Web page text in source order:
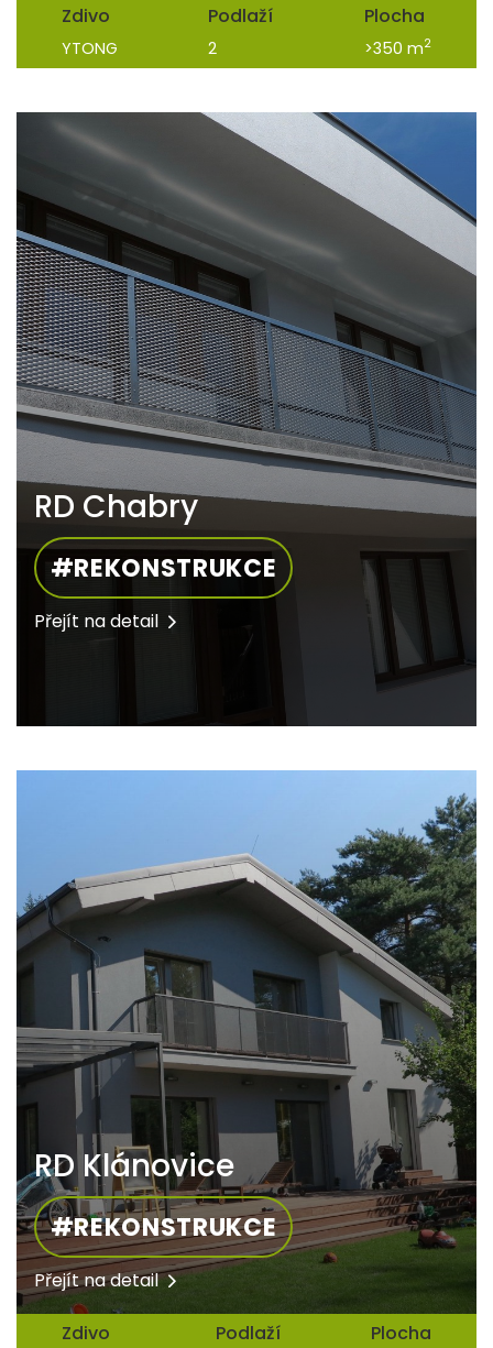
Zdivo
YTONG
Podlaží
2
Plocha
>350 m2
RD Chabry
#REKONSTRUKCE
Přejít na detail
RD Klánovice
#REKONSTRUKCE
Přejít na detail
Zdivo Podlaží Plocha